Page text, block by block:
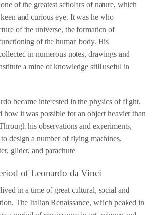
of the greatest scholars of nature, which
and curious eye. It was he who
of the universe, the formation of
of the human body. His
in numerous notes, drawings and
a mine of knowledge still useful in
became interested in the physics of flight,
how it was possible for an object heavier than
his observations and experiments,
design a number of flying machines,
glider, and parachute.
of Leonardo da Vinci
in a time of great cultural, social and
The Italian Renaissance, which peaked in